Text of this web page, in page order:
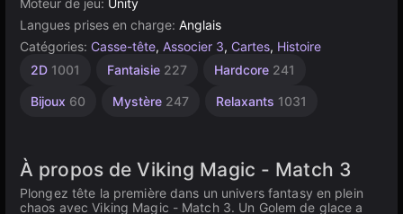
Moteur de jeu: Unity
Langues prises en charge: Anglais
Catégories: Casse-tête, Associer 3, Cartes, Histoire
2D 1001 Fantaisie 227 Hardcore 241
Bijoux 60 Mystère 247 Relaxants 1031
Entraînement
1907
Addictifs
Médiéval
Stimulants
Connecter
À 1
4145
Tuiles
Indépendants
Vikings
Unity
ligne
À propos de Viking Magic - Match 3
Plongez tête la première dans un univers fantasy en plein
chaos avec Viking Magic - Match 3. Un Golem de glace a